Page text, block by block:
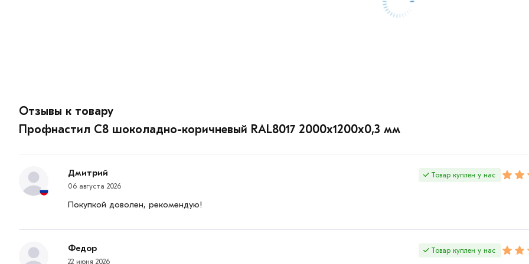
Отзывы к товару
Профнастил С8 шоколадно-коричневый RAL8017 2000х1200х0,3 мм
Дмитрий
06 августа 2026
Товар куплен у нас
Покупкой доволен, рекомендую!
Федор
22 июня 2026
Товар куплен у нас